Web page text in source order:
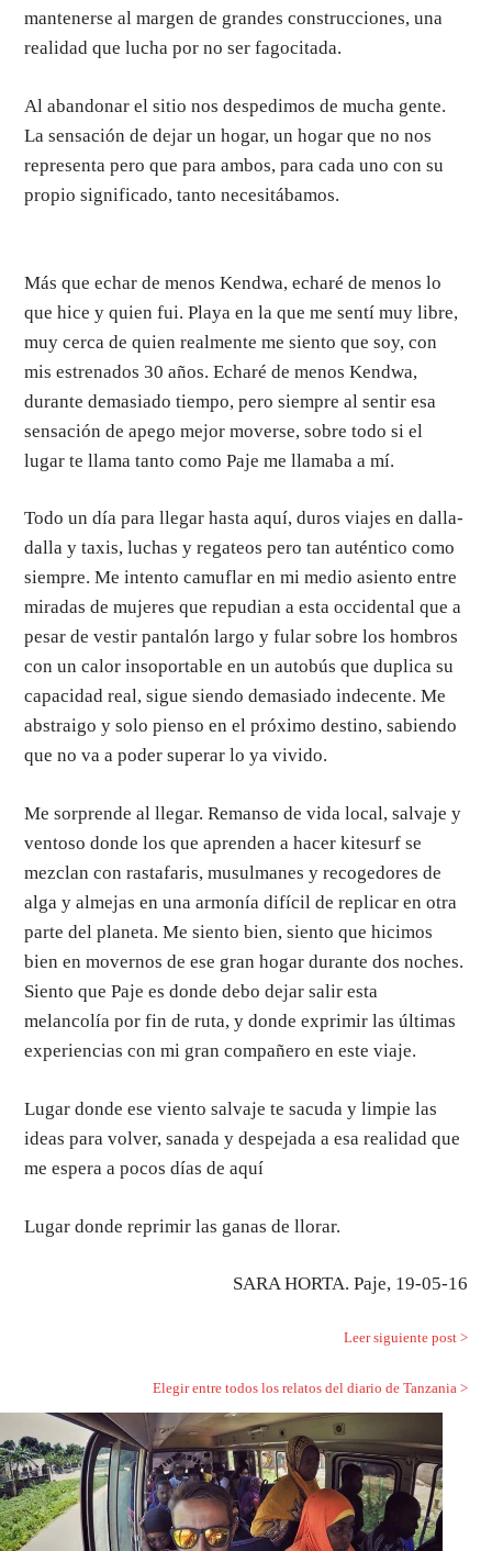
mantenerse al margen de grandes construcciones, una
realidad que lucha por no ser fagocitada.
Al abandonar el sitio nos despedimos de mucha gente.
La sensación de dejar un hogar, un hogar que no nos
representa pero que para ambos, para cada uno con su
propio significado, tanto necesitábamos.
Más que echar de menos Kendwa, echaré de menos lo
que hice y quien fui. Playa en la que me sentí muy libre,
muy cerca de quien realmente me siento que soy, con
mis estrenados 30 años. Echaré de menos Kendwa,
durante demasiado tiempo, pero siempre al sentir esa
sensación de apego mejor moverse, sobre todo si el
lugar te llama tanto como Paje me llamaba a mí.
Todo un día para llegar hasta aquí, duros viajes en dalla-
dalla y taxis, luchas y regateos pero tan auténtico como
siempre. Me intento camuflar en mi medio asiento entre
miradas de mujeres que repudian a esta occidental que a
pesar de vestir pantalón largo y fular sobre los hombros
con un calor insoportable en un autobús que duplica su
capacidad real, sigue siendo demasiado indecente. Me
abstraigo y solo pienso en el próximo destino, sabiendo
que no va a poder superar lo ya vivido.
Me sorprende al llegar. Remanso de vida local, salvaje y
ventoso donde los que aprenden a hacer kitesurf se
mezclan con rastafaris, musulmanes y recogedores de
alga y almejas en una armonía difícil de replicar en otra
parte del planeta. Me siento bien, siento que hicimos
bien en movernos de ese gran hogar durante dos noches.
Siento que Paje es donde debo dejar salir esta
melancolía por fin de ruta, y donde exprimir las últimas
experiencias con mi gran compañero en este viaje.
Lugar donde ese viento salvaje te sacuda y limpie las
ideas para volver, sanada y despejada a esa realidad que
me espera a pocos días de aquí
Lugar donde reprimir las ganas de llorar.
SARA HORTA. Paje, 19-05-16
Leer siguiente post >
Elegir entre todos los relatos del diario de Tanzania >